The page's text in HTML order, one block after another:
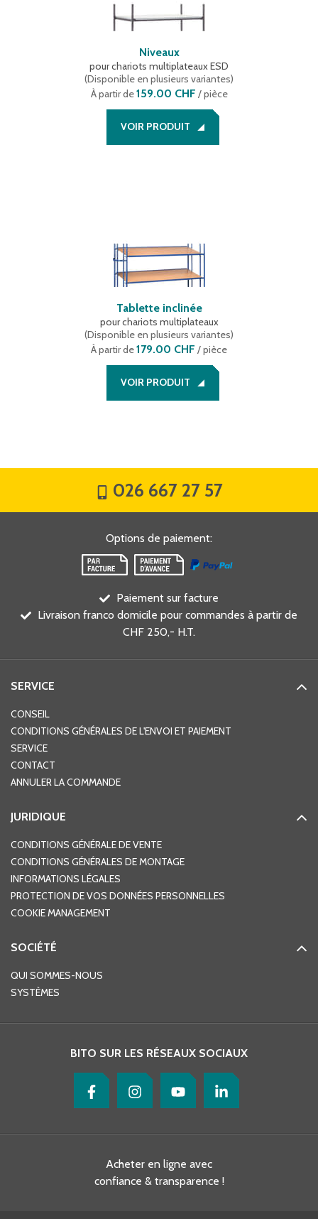
Niveaux
pour chariots multiplateaux ESD
(Disponible en plusieurs variantes)
À partir de159.00 CHF / pièce
VOIR PRODUIT
Tablette inclinée
pour chariots multiplateaux
(Disponible en plusieurs variantes)
À partir de179.00 CHF / pièce
VOIR PRODUIT
026 667 27 57
Options de paiement:
Paiement sur facture
Livraison franco domicile pour commandes à partir de
CHF 250,- H.T.
SERVICE
CONSEIL
CONDITIONS GÉNÉRALES DE L'ENVOI ET PAIEMENT
SERVICE
CONTACT
ANNULER LA COMMANDE
JURIDIQUE
CONDITIONS GÉNÉRALE DE VENTE
CONDITIONS GÉNÉRALES DE MONTAGE
INFORMATIONS LÉGALES
PROTECTION DE VOS DONNÉES PERSONNELLES
COOKIE MANAGEMENT
SOCIÉTÉ
QUI SOMMES-NOUS
SYSTÈMES
BITO SUR LES RÉSEAUX SOCIAUX
Acheter en ligne avec
confiance & transparence !